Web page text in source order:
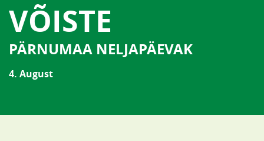
VÕISTE
PÄRNUMAA NELJAPÄEVAK
4. August